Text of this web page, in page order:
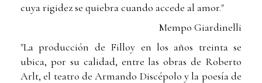
cuya rigidez se quiebra cuando accede al amor."
Mempo Giardinelli
"La producción de Filloy en los años treinta se
ubica, por su calidad, entre las obras de Roberto
Arlt, el teatro de Armando Discépolo y la poesía de